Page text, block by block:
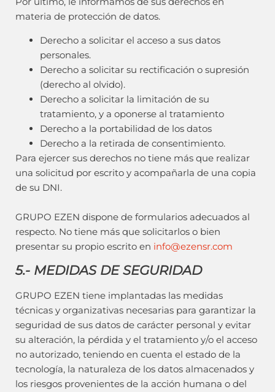
materia de protección de datos.
Derecho a solicitar el acceso a sus datos
personales.
Derecho a solicitar su rectificación o supresión
(derecho al olvido).
Derecho a solicitar la limitación de su
tratamiento, y a oponerse al tratamiento
Derecho a la portabilidad de los datos
Derecho a la retirada de consentimiento.
Para ejercer sus derechos no tiene más que realizar
una solicitud por escrito y acompañarla de una copia
de su DNI.
GRUPO EZEN dispone de formularios adecuados al
respecto. No tiene más que solicitarlos o bien
presentar su propio escrito en info@ezensr.com
5.- MEDIDAS DE SEGURIDAD
GRUPO EZEN tiene implantadas las medidas
técnicas y organizativas necesarias para garantizar la
seguridad de sus datos de carácter personal y evitar
su alteración, la pérdida y el tratamiento y/o el acceso
no autorizado, teniendo en cuenta el estado de la
tecnología, la naturaleza de los datos almacenados y
los riesgos provenientes de la acción humana o del